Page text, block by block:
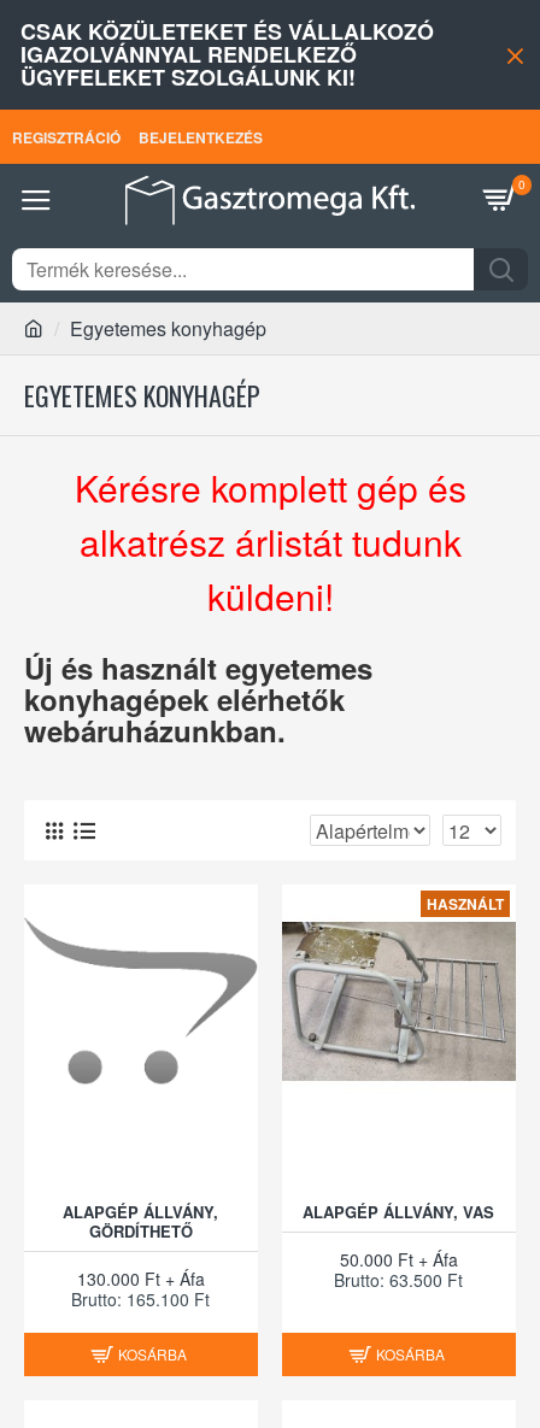
CSAK KÖZÜLETEKET ÉS VÁLLALKOZÓ
IGAZOLVÁNNYAL RENDELKEZŐ
ÜGYFELEKET SZOLGÁLUNK KI!
REGISZTRÁCIÓ BEJELENTKEZÉS
0
Egyetemes konyhagép
EGYETEMES KONYHAGÉP
Kérésre komplett gép és
alkatrész árlistát tudunk
küldeni!
Új és használt egyetemes
konyhagépek elérhetők
webáruházunkban.
ALAPGÉP ÁLLVÁNY,
GÖRDÍTHETŐ
130.000 Ft + Áfa
Brutto: 165.100 Ft
KOSÁRBA
HASZNÁLT
ALAPGÉP ÁLLVÁNY, VAS
50.000 Ft + Áfa
Brutto: 63.500 Ft
KOSÁRBA